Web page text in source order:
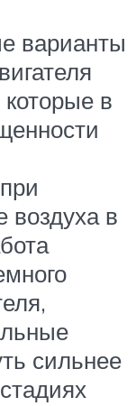
варианты
в
воздуха в
сильнее